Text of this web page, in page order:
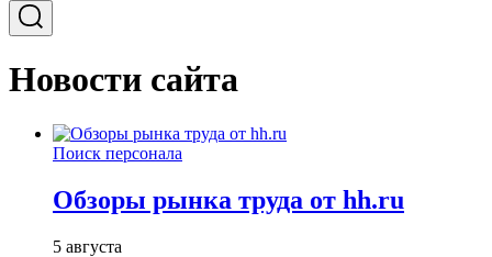
Новости сайта
Поиск персонала
Обзоры рынка труда от hh.ru
5 августа